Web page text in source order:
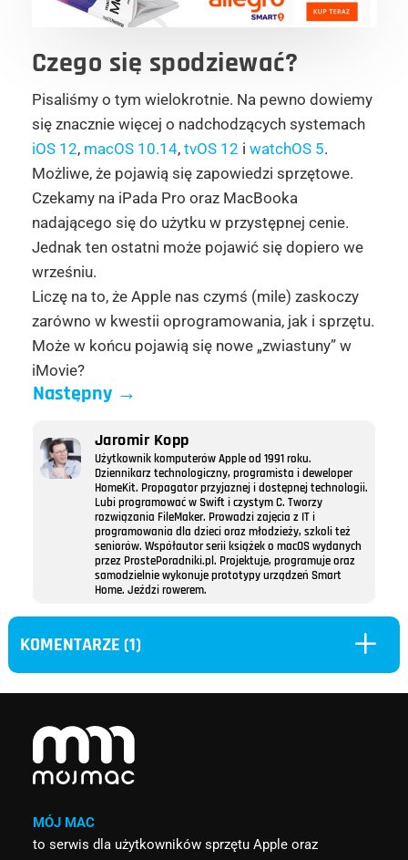
Czego się spodziewać?
Pisaliśmy o tym wielokrotnie. Na pewno dowiemy
się znacznie więcej o nadchodzących systemach
iOS 12, macOS 10.14, tvOS 12 i watchOS 5.
Możliwe, że pojawią się zapowiedzi sprzętowe.
Czekamy na iPada Pro oraz MacBooka
nadającego się do użytku w przystępnej cenie.
Jednak ten ostatni może pojawić się dopiero we
wrześniu.
Liczę na to, że Apple nas czymś (mile) zaskoczy
zarówno w kwestii oprogramowania, jak i sprzętu.
Może w końcu pojawią się nowe „zwiastuny” w
iMovie?
Następny→
Jaromir Kopp
Użytkownik komputerów Apple od 1991 roku.
Dziennikarz technologiczny, programista i deweloper
HomeKit. Propagator przyjaznej i dostępnej technologii.
Lubi programować w Swift i czystym C. Tworzy
rozwiązania FileMaker. Prowadzi zajęcia z IT i
programowania dla dzieci oraz młodzieży, szkoli też
seniorów. Współautor serii książek o macOS wydanych
przez ProstePoradniki.pl. Projektuje, programuje oraz
samodzielnie wykonuje prototypy urządzeń Smart
Home. Jeździ rowerem.
KOMENTARZE (1) L
MÓJ MAC
to serwis dla użytkowników sprzętu Apple oraz